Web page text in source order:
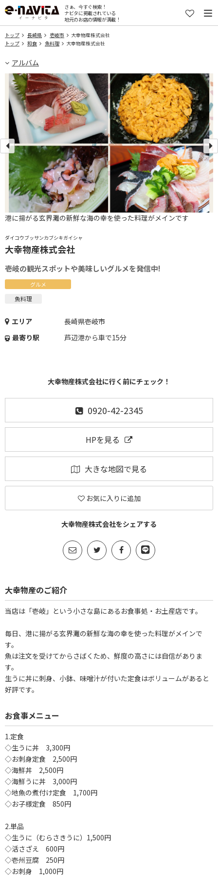
さぁ、今すぐ検索！
ナビタに掲載されている
地元のお店の情報が満載！
トップ 長崎県 壱岐市
大幸物産株式会社
トップ
和食 魚料理 大幸物産株式会社
アルバム
ダイコウブッサンカブシキガイシャ
大幸物産株式会社
壱岐の観光スポットや美味しいグルメを発信中!
グルメ
魚料理
エリア
長崎県壱岐市
最寄り駅
芦辺港から車で15分
大幸物産株式会社に行く前にチェック！
0920-42-2345
HPを見る
大きな地図で見る
お気に入りに追加
大幸物産株式会社をシェアする
港に揚がる玄界灘の新鮮な海の幸を使った料理がメインです
大幸物産のご紹介
当店は「壱岐」という小さな島にあるお食事処・お土産店です。
毎日、港に揚がる玄界灘の新鮮な海の幸を使った料理がメインで
す。
魚は注文を受けてからさばくため、鮮度の高さには自信がありま
す。
生うに丼に刺身、小鉢、味噌汁が付いた定食はボリュームがあると
好評です。
お食事メニュー
1.定食
◇生うに丼 3,300円
◇お刺身定食 2,500円
◇海鮮丼 2,500円
◇海鮮うに丼 3,000円
◇地魚の煮付け定食 1,700円
◇お子様定食 850円
2.単品
◇生うに（むらさきうに）1,500円
◇活さざえ 600円
◇壱州豆腐 250円
◇お刺身 1,000円